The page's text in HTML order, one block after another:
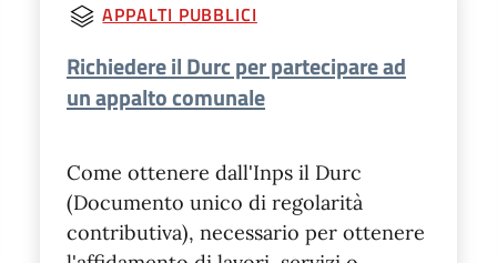
APPALTI PUBBLICI
Richiedere il Durc per partecipare ad
un appalto comunale
Come ottenere dall'Inps il Durc
(Documento unico di regolarità
contributiva), necessario per ottenere